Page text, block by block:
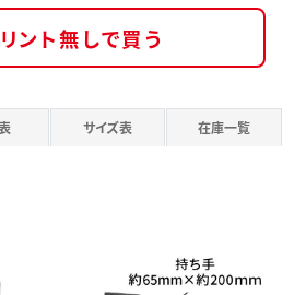
ント無しで買う
サイズ表 在庫一覧